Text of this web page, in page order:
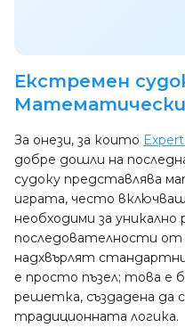
Екстремен
За онези, за които
добре дошли на
судоку представлява
играта, често
необходими за
последователности от
надхвърлят
е просто пъзел; това е
решетка, създадена да
традиционната логика.